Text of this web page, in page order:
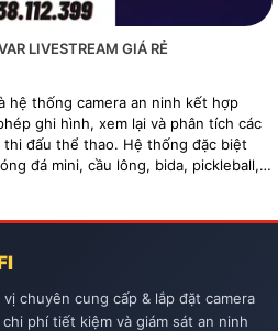
LIVESTREAM GIÁ RẺ
hệ thống camera an ninh kết hợp
ghi hình, xem lại và phân tích các
đấu thể thao. Hệ thống đặc biệt
đá mini, cầu lông, bida, pickleball,
chuyên cung cấp & lắp đặt camera
phí tiết kiệm và giám sát an ninh